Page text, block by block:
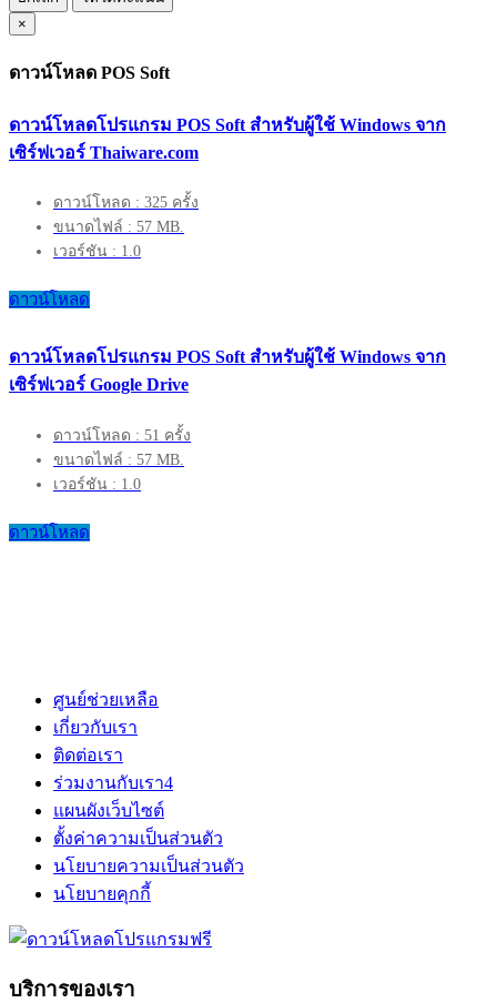
×
ดาวน์โหลด POS Soft
ดาวน์โหลดโปรแกรม POS Soft สำหรับผู้ใช้ Windows จาก
เซิร์ฟเวอร์ Thaiware.com
ดาวน์โหลด : 325 ครั้ง
ขนาดไฟล์ : 57 MB.
เวอร์ชัน : 1.0
ดาวน์โหลด
ดาวน์โหลดโปรแกรม POS Soft สำหรับผู้ใช้ Windows จาก
เซิร์ฟเวอร์ Google Drive
ดาวน์โหลด : 51 ครั้ง
ขนาดไฟล์ : 57 MB.
เวอร์ชัน : 1.0
ดาวน์โหลด
ศูนย์ช่วยเหลือ
เกี่ยวกับเรา
ติดต่อเรา
ร่วมงานกับเรา4
แผนผังเว็บไซต์
ตั้งค่าความเป็นส่วนตัว
นโยบายความเป็นส่วนตัว
นโยบายคุกกี้
บริการของเรา